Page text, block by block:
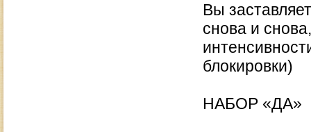
Вы
снова и
блокировки)
НАБОР «ДА»